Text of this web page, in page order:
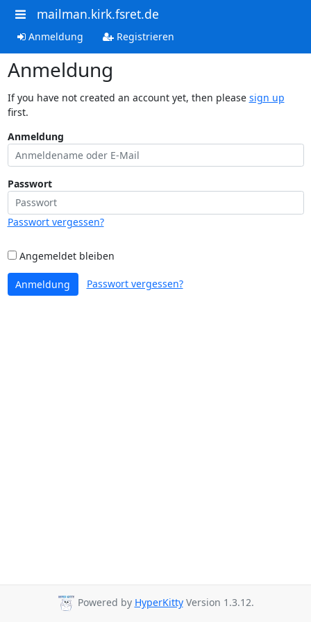
mailman.kirk.fsret.de
Anmeldung Registrieren
Anmeldung
If you have not created an account yet, then please sign up
first.
Anmeldung
Passwort
Passwort vergessen?
Angemeldet bleiben
Anmeldung Passwort vergessen?
Powered by HyperKittyVersion 1.3.12.